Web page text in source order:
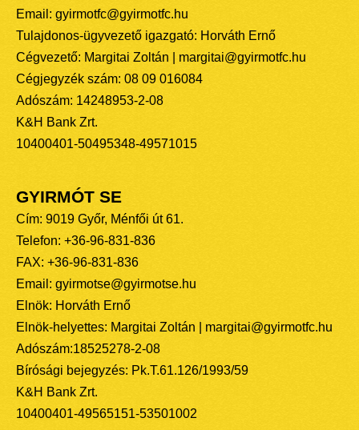
Email: gyirmotfc@gyirmotfc.hu
Tulajdonos-ügyvezető igazgató: Horváth Ernő
Cégvezető: Margitai Zoltán | margitai@gyirmotfc.hu
Cégjegyzék szám: 08 09 016084
Adószám: 14248953-2-08
K&H Bank Zrt.
10400401-50495348-49571015
GYIRMÓT SE
Cím: 9019 Győr, Ménfői út 61.
Telefon: +36-96-831-836
FAX: +36-96-831-836
Email: gyirmotse@gyirmotse.hu
Elnök: Horváth Ernő
Elnök-helyettes: Margitai Zoltán | margitai@gyirmotfc.hu
Adószám:18525278-2-08
Bírósági bejegyzés: Pk.T.61.126/1993/59
K&H Bank Zrt.
10400401-49565151-53501002